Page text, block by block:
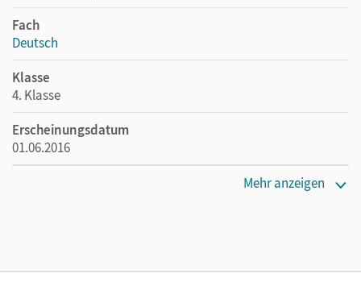
Fach
Deutsch
Klasse
4. Klasse
Erscheinungsdatum
01.06.2016
Mehr anzeigen